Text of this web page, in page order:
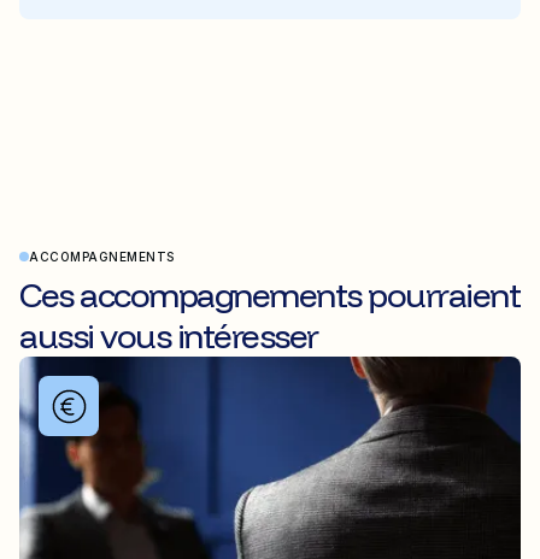
ACCOMPAGNEMENTS
Ces accompagnements pourraient
aussi vous intéresser